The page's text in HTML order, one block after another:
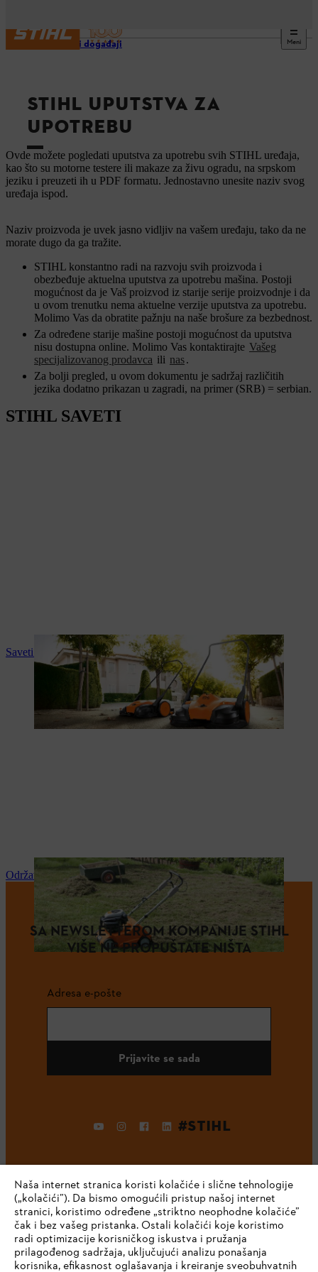
Meni
Usluge i događaji
STIHL UPUTSTVA ZA
UPOTREBU
Ovde možete pogledati uputstva za upotrebu svih STIHL uređaja,
kao što su motorne testere ili makaze za živu ogradu, na srpskom
jeziku i preuzeti ih u PDF formatu. Jednostavno unesite naziv svog
uređaja ispod.
Naziv proizvoda je uvek jasno vidljiv na vašem uređaju, tako da ne
morate dugo da ga tražite.
STIHL konstantno radi na razvoju svih proizvoda i
obezbeđuje aktuelna uputstva za upotrebu mašina. Postoji
mogućnost da je Vaš proizvod iz starije serije proizvodnje i da
u ovom trenutku nema aktuelne verzije uputstva za upotrebu.
Molimo Vas da obratite pažnju na naše brošure za bezbednost.
Za određene starije mašine postoji mogućnost da uputstva
nisu dostupna online. Molimo Vas kontaktirajte Vašeg
specijalizovanog prodavca ili nas.
Za bolji pregled, u ovom dokumentu je sadržaj različitih
jezika dodatno prikazan u zagradi, na primer (SRB) = serbian.
STIHL SAVETI
Saveti i upustva za upotrebu
Održavanje i popravka
SA NEWSLETTEROM KOMPANIJE STIHL
VIŠE NE PROPUŠTATE NIŠTA
Adresa e-pošte
Prijavite se sada
#STIHL
Kompanija
Naša internet stranica koristi kolačiće i slične tehnologije
(„kolačići”). Da bismo omogućili pristup našoj internet
stranici, koristimo određene „striktno neophodne kolačiće”
čak i bez vašeg pristanka. Ostali kolačići koje koristimo
radi optimizacije korisničkog iskustva i pružanja
prilagođenog sadržaja, uključujući analizu ponašanja
korisnika, efikasnost oglašavanja i kreiranje sveobuhvatnih